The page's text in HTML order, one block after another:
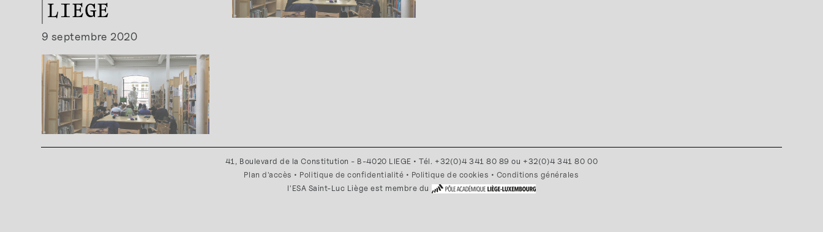
LIEGE
9 septembre 2020
41, Boulevard de la Constitution - B-4020 LIEGE • Tél. +32(0)4 341 80 89 ou +32(0)4 341 80 00
Plan d'accès • Politique de confidentialité • Politique de cookies • Conditions générales
l'ESA Saint-Luc Liège est membre du